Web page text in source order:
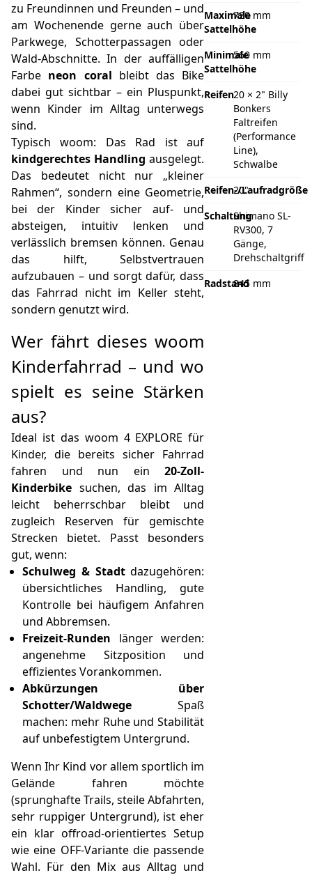
zu Freundinnen und Freunden – und
am Wochenende gerne auch über
Parkwege, Schotterpassagen oder
Wald-Abschnitte. In der auffälligen
Farbe neon coral bleibt das Bike
dabei gut sichtbar – ein Pluspunkt,
wenn Kinder im Alltag unterwegs
sind.
Typisch woom: Das Rad ist auf
kindgerechtes Handling ausgelegt.
Das bedeutet nicht nur „kleiner
Rahmen“, sondern eine Geometrie,
bei der Kinder sicher auf- und
absteigen, intuitiv lenken und
verlässlich bremsen können. Genau
das hilft, Selbstvertrauen
aufzubauen – und sorgt dafür, dass
das Fahrrad nicht im Keller steht,
sondern genutzt wird.
Wer fährt dieses woom
Kinderfahrrad – und wo
spielt es seine Stärken
aus?
Ideal ist das woom 4 EXPLORE für
Kinder, die bereits sicher Fahrrad
fahren und nun ein20-Zoll-
Kinderbike suchen, das im Alltag
leicht beherrschbar bleibt und
zugleich Reserven für gemischte
Strecken bietet. Passt besonders
gut, wenn:
Schulweg & Stadtdazugehören:
übersichtliches Handling, gute
Kontrolle bei häufigem Anfahren
und Abbremsen.
Freizeit-Runden länger werden:
angenehme Sitzposition und
effizientes Vorankommen.
Abkürzungen über
Schotter/Waldwege Spaß
machen: mehr Ruhe und Stabilität
auf unbefestigtem Untergrund.
Wenn Ihr Kind vor allem sportlich im
Gelände fahren möchte
(sprunghafte Trails, steile Abfahrten,
sehr ruppiger Untergrund), ist eher
ein klar offroad-orientiertes Setup
wie eine OFF-Variante die passende
Wahl. Für den Mix aus Alltag und
Maximale
Sattelhöhe
720 mm
Minimale
Sattelhöhe
560 mm
Reifen20 × 2" Billy
Bonkers
Faltreifen
(Performance
Line),
Schwalbe
Reifen-/Laufradgröße
20"
SchaltungShimano SL-
RV300, 7
Gänge,
Drehschaltgriff
Radstand845 mm